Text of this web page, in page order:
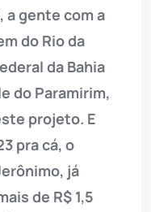
a gente com a
do Rio da
da Bahia
do Paramirim,
projeto. E
pra cá, o
já
de R$ 1,5